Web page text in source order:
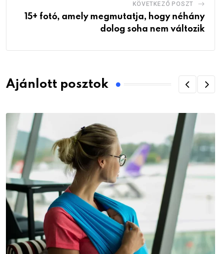
KÖVETKEZŐ POSZT
15+ fotó, amely megmutatja, hogy néhány
dolog soha nem változik
Ajánlott posztok